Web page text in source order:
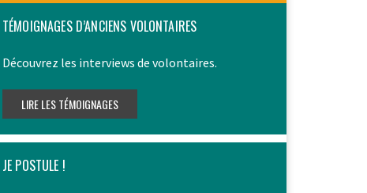
TÉMOIGNAGES D’ANCIENS VOLONTAIRES
Découvrez les interviews de volontaires.
JE POSTULE !